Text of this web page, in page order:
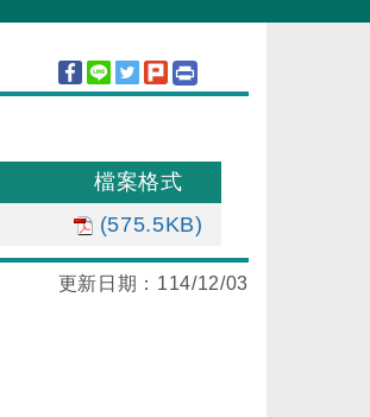
檔案格式
(575.5KB)
更新日期： 114/12/03